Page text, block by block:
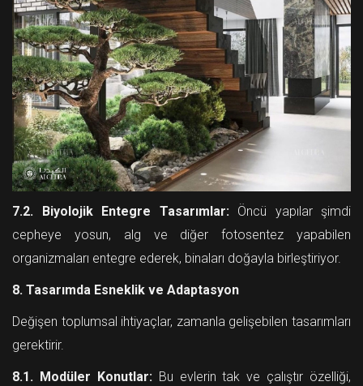
7.2. Biyolojik Entegre Tasarımlar:Öncü yapılar şimdi
cepheye yosun, alg ve diğer fotosentez yapabilen
organizmaları entegre ederek, binaları doğayla birleştiriyor.
8. Tasarımda Esneklik ve Adaptasyon
Değişen toplumsal ihtiyaçlar, zamanla gelişebilen tasarımları
gerektirir.
8.1. Modüler Konutlar:Bu evlerin tak ve çalıştır özelliği,